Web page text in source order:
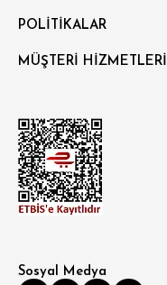
POLİTİKALAR
MÜŞTERİ HİZMETLERİ
Sosyal Medya